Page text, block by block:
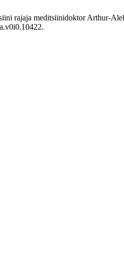
rajaja meditsiinidoktor Arthur-